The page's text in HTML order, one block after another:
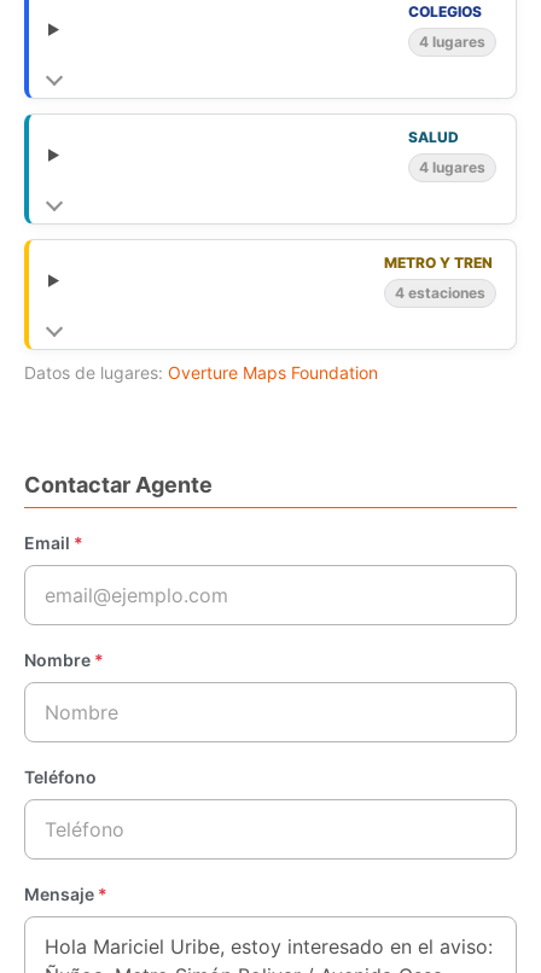
COLEGIOS
4 lugares
SALUD
4 lugares
METRO Y TREN
4 estaciones
Datos de lugares: Overture Maps Foundation
Contactar Agente
Email *
Nombre *
Teléfono
Mensaje *